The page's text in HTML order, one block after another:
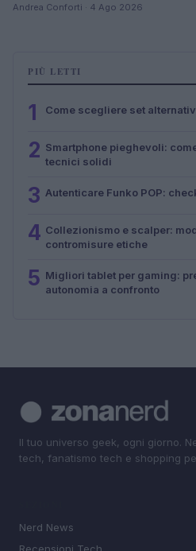
Andrea Conforti · 4 Ago 2026
PIÙ LETTI
1 Come scegliere set
2 Smartphone pieghevoli:
tecnici solidi
3 Autenticare Funko POP:
4 Collezionismo e scalper:
contromisure etiche
5 Migliori tablet per gaming:
autonomia a confronto
Il tuo universo geek, ogni giorno.
tech, fanatismo tech e shopping
Nerd News